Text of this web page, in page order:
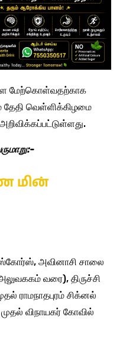
மேற்கொள்வதற்காக
வெள்ளிக்கிழமை
மின்
அவினாசி சாலை
வரை), திருச்சி
ராமநாதபுரம் சிக்னல்
விநாயகர் கோவில்